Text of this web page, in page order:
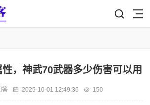
，神武70武器多少伤害可以用
答 2025-10-01 12:49:36 150